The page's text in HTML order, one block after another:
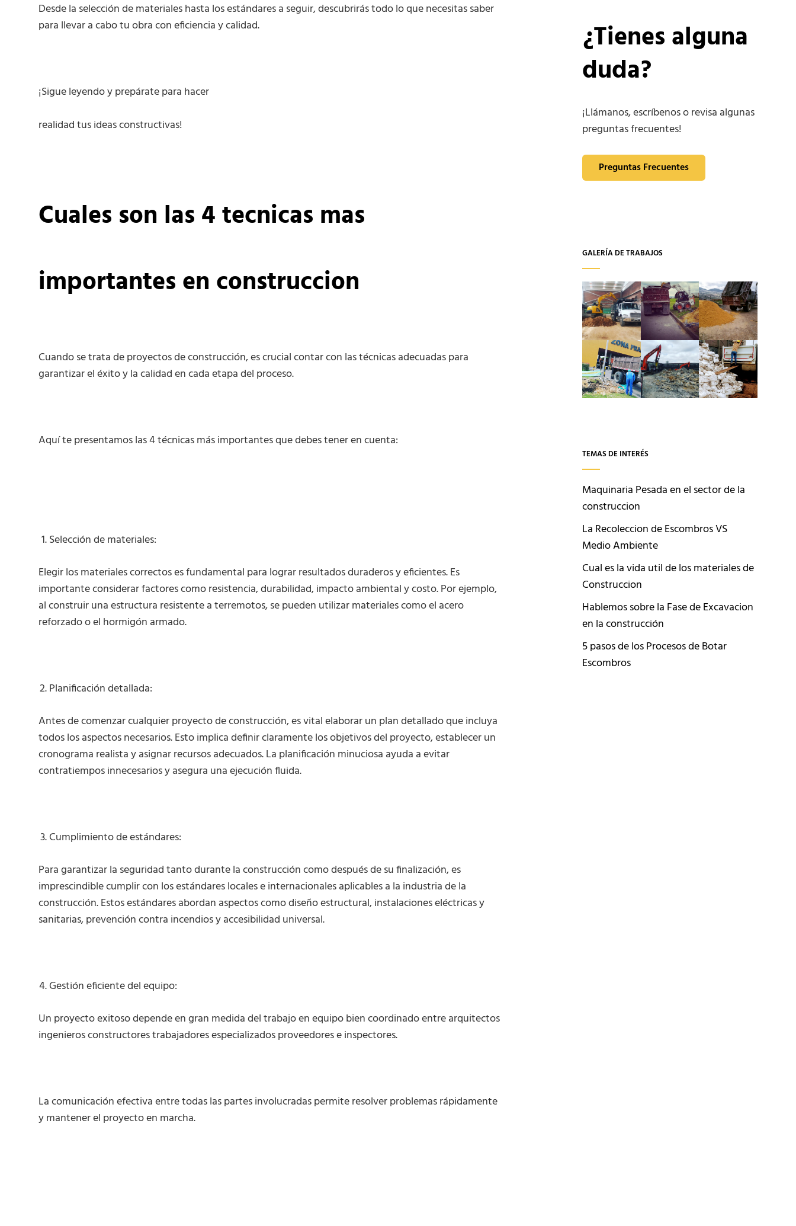
Desde la selección de materiales hasta los estándares a seguir, descubrirás todo lo que necesitas saber
para llevar a cabo tu obra con eficiencia y calidad.
¡Sigue leyendo y prepárate para hacer
realidad tus ideas constructivas!
Cuales son las 4 tecnicas mas
importantes en construccion
Cuando se trata de proyectos de construcción, es crucial contar con las técnicas adecuadas para
garantizar el éxito y la calidad en cada etapa del proceso.
Aquí te presentamos las 4 técnicas más importantes que debes tener en cuenta:
Selección de materiales:
Elegir los materiales correctos es fundamental para lograr resultados duraderos y eficientes. Es
importante considerar factores como resistencia, durabilidad, impacto ambiental y costo. Por ejemplo,
al construir una estructura resistente a terremotos, se pueden utilizar materiales como el acero
reforzado o el hormigón armado.
Planificación detallada:
Antes de comenzar cualquier proyecto de construcción, es vital elaborar un plan detallado que incluya
todos los aspectos necesarios. Esto implica definir claramente los objetivos del proyecto, establecer un
cronograma realista y asignar recursos adecuados. La planificación minuciosa ayuda a evitar
contratiempos innecesarios y asegura una ejecución fluida.
Cumplimiento de estándares:
Para garantizar la seguridad tanto durante la construcción como después de su finalización, es
imprescindible cumplir con los estándares locales e internacionales aplicables a la industria de la
construcción. Estos estándares abordan aspectos como diseño estructural, instalaciones eléctricas y
sanitarias, prevención contra incendios y accesibilidad universal.
Gestión eficiente del equipo:
Un proyecto exitoso depende en gran medida del trabajo en equipo bien coordinado entre arquitectos
ingenieros constructores trabajadores especializados proveedores e inspectores.
La comunicación efectiva entre todas las partes involucradas permite resolver problemas rápidamente
y mantener el proyecto en marcha.
¿Tienes alguna
duda?
¡Llámanos, escríbenos o revisa algunas
preguntas frecuentes!
Preguntas Frecuentes
GALERÍA DE TRABAJOS
TEMAS DE INTERÉS
Maquinaria Pesada en el sector de la
construccion
La Recoleccion de Escombros VS
Medio Ambiente
Cual es la vida util de los materiales de
Construccion
Hablemos sobre la Fase de Excavacion
en la construcción
5 pasos de los Procesos de Botar
Escombros